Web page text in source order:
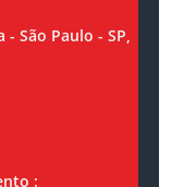
São Paulo - SP,
: